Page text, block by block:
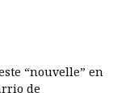
“nouvelle” en
de